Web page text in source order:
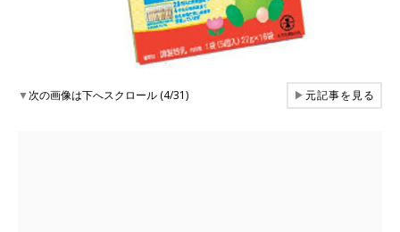
▼次の画像は下へスクロール (4/31) ▶元記事を見る